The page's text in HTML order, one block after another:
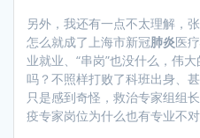
另外，我还有一点不太理解，
怎么就成了上海市新冠肺炎医疗
业就业、“串岗”也没什么，伟
吗？不照样打败了科班出身、
只是感到奇怪，救治专家组组
疫专家岗位为什么也有专业不对